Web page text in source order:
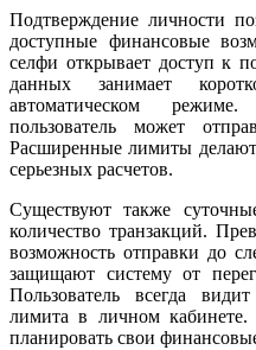
Подтверждение личности
доступные финансовые
селфи открывает доступ к
данных занимает
автоматическом
пользователь может
Расширенные лимиты
серьезных расчетов.
Существуют также
количество транзакций.
возможность отправки до
защищают систему от
Пользователь всегда
лимита в личном кабинете.
планировать свои